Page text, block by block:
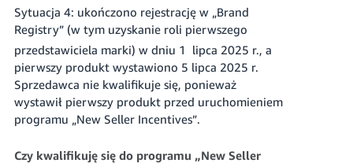
Sytuacja 4: ukończono rejestrację w „Brand
Registry” (w tym uzyskanie roli pierwszego
przedstawiciela marki) w dniu 1
lipca 2025 r., a
pierwszy produkt wystawiono 5 lipca 2025 r.
Sprzedawca nie kwalifikuje się, ponieważ
wystawił pierwszy produkt przed uruchomieniem
programu „New Seller Incentives”.
Czy kwalifikuję się do programu „New Seller